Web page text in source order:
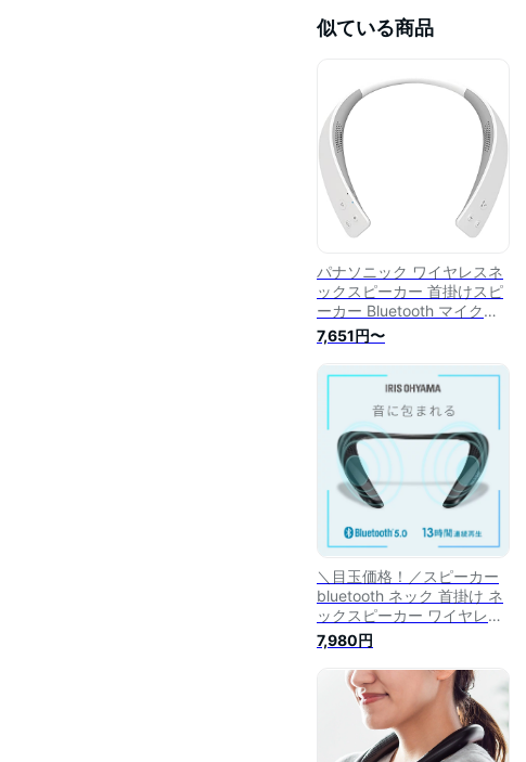
似ている商品
パナソニック ワイヤレスネ
ックスピーカー 首掛けスピ
ーカー Bluetooth マイク搭
載 ハンズフリー 約13時間連
続再生 SC-WN10-W ホワイ
ト
7,651円〜
＼目玉価格！／スピーカー
bluetooth ネック 首掛け ネ
ックスピーカー ワイヤレス
スピーカー 首掛けスピーカ
ー アイリスオーヤマ 軽量
防水肩掛け ハンズフリー ワ
イヤレス 連続再生 小型 テ
レビ PC パソコン リモート
ワーク 在宅勤務 web会議
MKH-150
7,980円